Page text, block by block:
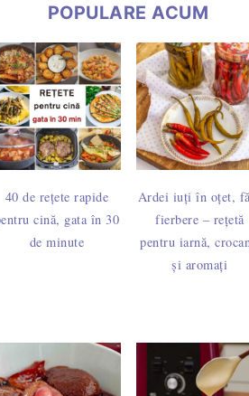
POPULARE ACUM
40 de rețete rapide
cină, gata în 30
de minute
Ardei iuți în oțet,
fierbere – rețetă
pentru iarnă,
și aromați